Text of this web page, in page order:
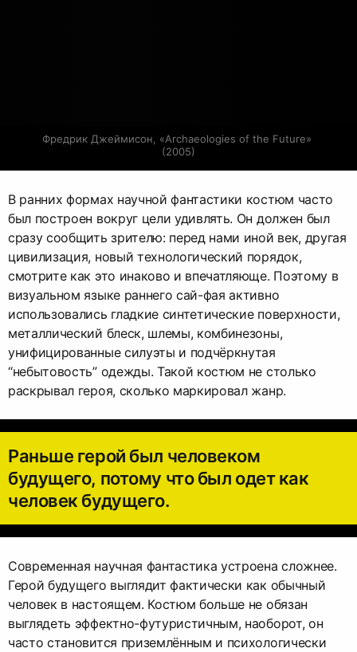
Фредрик Джеймисон, «Archaeologies of the Future»
(2005)
В ранних формах научной фантастики костюм часто
был построен вокруг цели удивлять. Он должен был
сразу сообщить зрителю: перед нами иной век, другая
цивилизация, новый технологический порядок,
смотрите как это инаково и впечатляюще. Поэтому в
визуальном языке раннего сай-фая активно
использовались гладкие синтетические поверхности,
металлический блеск, шлемы, комбинезоны,
унифицированные силуэты и подчёркнутая
“небытовость” одежды. Такой костюм не столько
раскрывал героя, сколько маркировал жанр.
Раньше герой был человеком
будущего, потому что был одет как
человек будущего.
Современная научная фантастика устроена сложнее.
Герой будущего выглядит фактически как обычный
человек в настоящем. Костюм больше не обязан
выглядеть эффектно-футуристичным, наоборот, он
часто становится приземлённым и психологически